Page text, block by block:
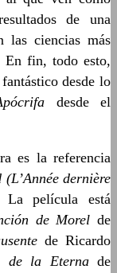
de una
las ciencias más
En fin, todo esto,
desde lo
desde el
es la referencia
dernière
película está
de Morel de
de Ricardo
de la Eternade